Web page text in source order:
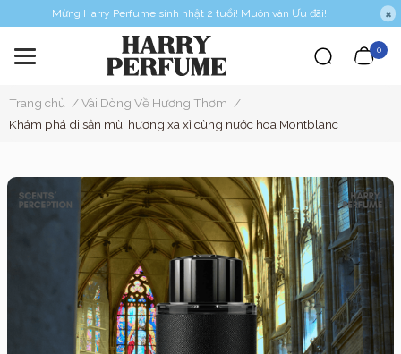
Mừng Harry Perfume sinh nhật 2 tuổi! Muôn vàn Ưu đãi!
0
Trang chủ /Vài Dòng Về Hương Thơm /
Khám phá di sản mùi hương xa xỉ cùng nước hoa Montblanc